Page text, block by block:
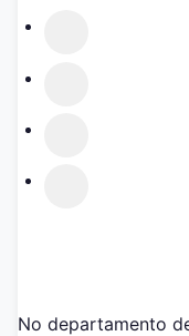
No departamento